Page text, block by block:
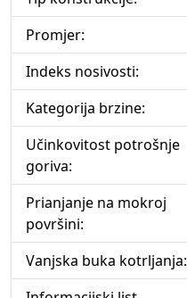
Promjer:
Indeks nosivosti:
Kategorija brzine:
Učinkovitost potrošnje
goriva:
Prianjanje na mokroj
površini:
Vanjska buka kotrljanja: